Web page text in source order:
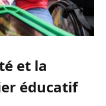
et la
éducatif